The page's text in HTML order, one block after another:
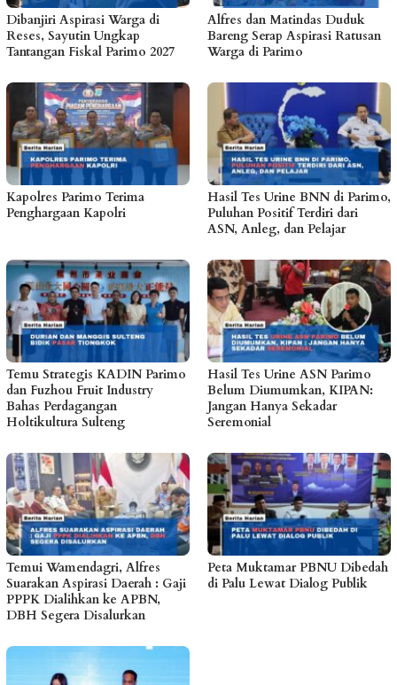
Dibanjiri Aspirasi Warga di
Reses, Sayutin Ungkap
Tantangan Fiskal Parimo 2027
Alfres dan Matindas Duduk
Bareng Serap Aspirasi Ratusan
Warga di Parimo
Kapolres Parimo Terima
Penghargaan Kapolri
Hasil Tes Urine BNN di Parimo,
Puluhan Positif Terdiri dari
ASN, Anleg, dan Pelajar
Temu Strategis KADIN Parimo
dan Fuzhou Fruit Industry
Bahas Perdagangan
Holtikultura Sulteng
Hasil Tes Urine ASN Parimo
Belum Diumumkan, KIPAN:
Jangan Hanya Sekadar
Seremonial
Temui Wamendagri, Alfres
Suarakan Aspirasi Daerah : Gaji
PPPK Dialihkan ke APBN,
DBH Segera Disalurkan
Peta Muktamar PBNU Dibedah
di Palu Lewat Dialog Publik